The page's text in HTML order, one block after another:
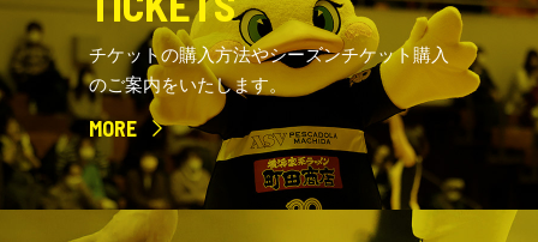
チケットの購入方法やシーズンチケット購入
のご案内をいたします。
MORE